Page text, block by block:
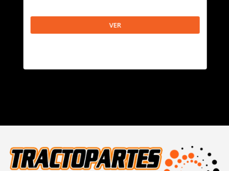
VER